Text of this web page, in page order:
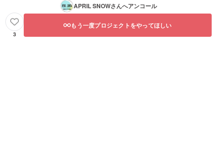
APRIL SNOWさんへアンコール
3
もう一度プロジェクトをやってほしい